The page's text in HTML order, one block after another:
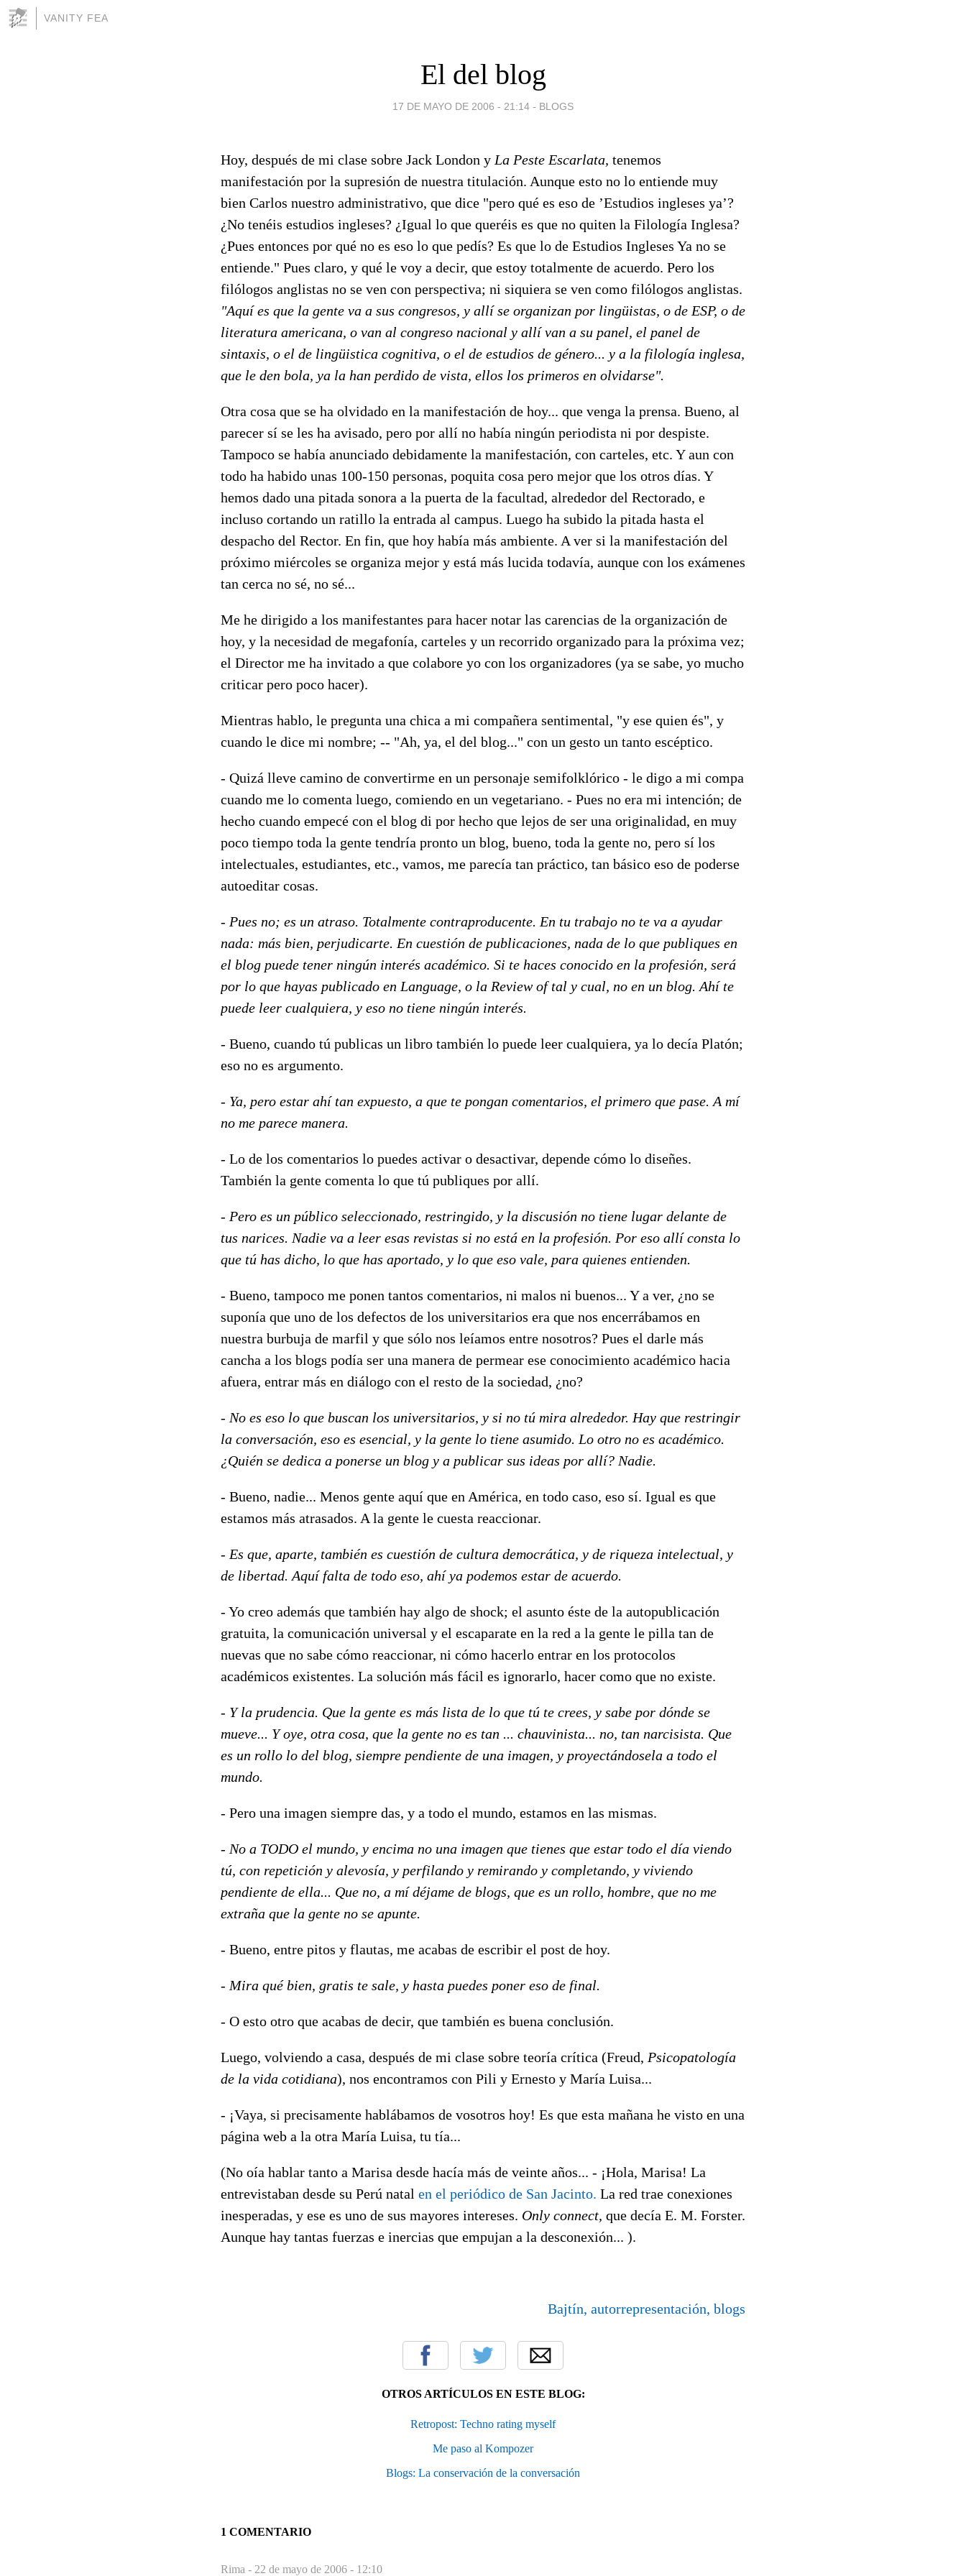
VANITY FEA
El del blog
17 DE MAYO DE 2006 - 21:14 - BLOGS
Hoy, después de mi clase sobre Jack London y La Peste Escarlata, tenemos
manifestación por la supresión de nuestra titulación. Aunque esto no lo entiende muy
bien Carlos nuestro administrativo, que dice "pero qué es eso de ’Estudios ingleses ya’?
¿No tenéis estudios ingleses? ¿Igual lo que queréis es que no quiten la Filología Inglesa?
¿Pues entonces por qué no es eso lo que pedís? Es que lo de Estudios Ingleses Ya no se
entiende." Pues claro, y qué le voy a decir, que estoy totalmente de acuerdo. Pero los
filólogos anglistas no se ven con perspectiva; ni siquiera se ven como filólogos anglistas.
"Aquí es que la gente va a sus congresos, y allí se organizan por lingüistas, o de ESP, o de
literatura americana, o van al congreso nacional y allí van a su panel, el panel de
sintaxis, o el de lingüistica cognitiva, o el de estudios de género... y a la filología inglesa,
que le den bola, ya la han perdido de vista, ellos los primeros en olvidarse".
Otra cosa que se ha olvidado en la manifestación de hoy... que venga la prensa. Bueno, al
parecer sí se les ha avisado, pero por allí no había ningún periodista ni por despiste.
Tampoco se había anunciado debidamente la manifestación, con carteles, etc. Y aun con
todo ha habido unas 100-150 personas, poquita cosa pero mejor que los otros días. Y
hemos dado una pitada sonora a la puerta de la facultad, alrededor del Rectorado, e
incluso cortando un ratillo la entrada al campus. Luego ha subido la pitada hasta el
despacho del Rector. En fin, que hoy había más ambiente. A ver si la manifestación del
próximo miércoles se organiza mejor y está más lucida todavía, aunque con los exámenes
tan cerca no sé, no sé...
Me he dirigido a los manifestantes para hacer notar las carencias de la organización de
hoy, y la necesidad de megafonía, carteles y un recorrido organizado para la próxima vez;
el Director me ha invitado a que colabore yo con los organizadores (ya se sabe, yo mucho
criticar pero poco hacer).
Mientras hablo, le pregunta una chica a mi compañera sentimental, "y ese quien és", y
cuando le dice mi nombre; -- "Ah, ya, el del blog..." con un gesto un tanto escéptico.
- Quizá lleve camino de convertirme en un personaje semifolklórico - le digo a mi compa
cuando me lo comenta luego, comiendo en un vegetariano. - Pues no era mi intención; de
hecho cuando empecé con el blog di por hecho que lejos de ser una originalidad, en muy
poco tiempo toda la gente tendría pronto un blog, bueno, toda la gente no, pero sí los
intelectuales, estudiantes, etc., vamos, me parecía tan práctico, tan básico eso de poderse
autoeditar cosas.
- Pues no; es un atraso. Totalmente contraproducente. En tu trabajo no te va a ayudar
nada: más bien, perjudicarte. En cuestión de publicaciones, nada de lo que publiques en
el blog puede tener ningún interés académico. Si te haces conocido en la profesión, será
por lo que hayas publicado en Language, o la Review of tal y cual, no en un blog. Ahí te
puede leer cualquiera, y eso no tiene ningún interés.
- Bueno, cuando tú publicas un libro también lo puede leer cualquiera, ya lo decía Platón;
eso no es argumento.
- Ya, pero estar ahí tan expuesto, a que te pongan comentarios, el primero que pase. A mí
no me parece manera.
- Lo de los comentarios lo puedes activar o desactivar, depende cómo lo diseñes.
También la gente comenta lo que tú publiques por allí.
- Pero es un público seleccionado, restringido, y la discusión no tiene lugar delante de
tus narices. Nadie va a leer esas revistas si no está en la profesión. Por eso allí consta lo
que tú has dicho, lo que has aportado, y lo que eso vale, para quienes entienden.
- Bueno, tampoco me ponen tantos comentarios, ni malos ni buenos... Y a ver, ¿no se
suponía que uno de los defectos de los universitarios era que nos encerrábamos en
nuestra burbuja de marfil y que sólo nos leíamos entre nosotros? Pues el darle más
cancha a los blogs podía ser una manera de permear ese conocimiento académico hacia
afuera, entrar más en diálogo con el resto de la sociedad, ¿no?
- No es eso lo que buscan los universitarios, y si no tú mira alrededor. Hay que restringir
la conversación, eso es esencial, y la gente lo tiene asumido. Lo otro no es académico.
¿Quién se dedica a ponerse un blog y a publicar sus ideas por allí? Nadie.
- Bueno, nadie... Menos gente aquí que en América, en todo caso, eso sí. Igual es que
estamos más atrasados. A la gente le cuesta reaccionar.
- Es que, aparte, también es cuestión de cultura democrática, y de riqueza intelectual, y
de libertad. Aquí falta de todo eso, ahí ya podemos estar de acuerdo.
- Yo creo además que también hay algo de shock; el asunto éste de la autopublicación
gratuita, la comunicación universal y el escaparate en la red a la gente le pilla tan de
nuevas que no sabe cómo reaccionar, ni cómo hacerlo entrar en los protocolos
académicos existentes. La solución más fácil es ignorarlo, hacer como que no existe.
- Y la prudencia. Que la gente es más lista de lo que tú te crees, y sabe por dónde se
mueve... Y oye, otra cosa, que la gente no es tan ... chauvinista... no, tan narcisista. Que
es un rollo lo del blog, siempre pendiente de una imagen, y proyectándosela a todo el
mundo.
- Pero una imagen siempre das, y a todo el mundo, estamos en las mismas.
- No a TODO el mundo, y encima no una imagen que tienes que estar todo el día viendo
tú, con repetición y alevosía, y perfilando y remirando y completando, y viviendo
pendiente de ella... Que no, a mí déjame de blogs, que es un rollo, hombre, que no me
extraña que la gente no se apunte.
- Bueno, entre pitos y flautas, me acabas de escribir el post de hoy.
- Mira qué bien, gratis te sale, y hasta puedes poner eso de final.
- O esto otro que acabas de decir, que también es buena conclusión.
Luego, volviendo a casa, después de mi clase sobre teoría crítica (Freud, Psicopatología
de la vida cotidiana), nos encontramos con Pili y Ernesto y María Luisa...
- ¡Vaya, si precisamente hablábamos de vosotros hoy! Es que esta mañana he visto en una
página web a la otra María Luisa, tu tía...
(No oía hablar tanto a Marisa desde hacía más de veinte años... - ¡Hola, Marisa! La
entrevistaban desde su Perú natal en el periódico de San Jacinto. La red trae conexiones
inesperadas, y ese es uno de sus mayores intereses. Only connect, que decía E. M. Forster.
Aunque hay tantas fuerzas e inercias que empujan a la desconexión... ).
Bajtín, autorrepresentación, blogs
OTROS ARTÍCULOS EN ESTE BLOG:
Retropost: Techno rating myself
Me paso al Kompozer
Blogs: La conservación de la conversación
1 COMENTARIO
Rima - 22 de mayo de 2006 - 12:10